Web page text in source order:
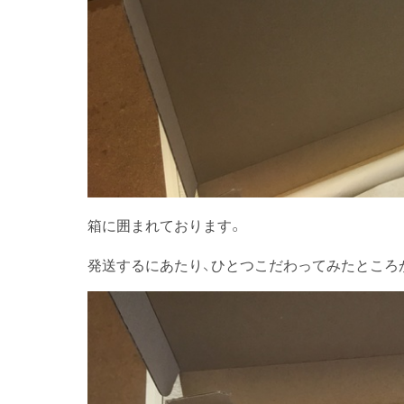
箱に囲まれております。
発送するにあたり、ひとつこだわってみたところ